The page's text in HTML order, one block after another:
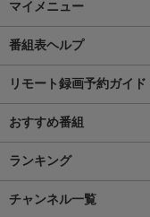
マイメニュー
番組表ヘルプ
リモート録画予約ガイド
おすすめ番組
ランキング
チャンネル一覧